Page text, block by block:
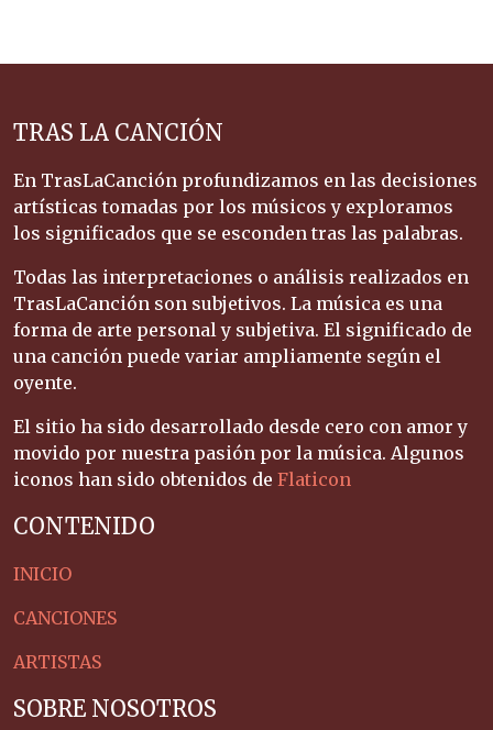
TRAS LA CANCIÓN
En TrasLaCanción profundizamos en las decisiones
artísticas tomadas por los músicos y exploramos
los significados que se esconden tras las palabras.
Todas las interpretaciones o análisis realizados en
TrasLaCanción son subjetivos. La música es una
forma de arte personal y subjetiva. El significado de
una canción puede variar ampliamente según el
oyente.
El sitio ha sido desarrollado desde cero con amor y
movido por nuestra pasión por la música. Algunos
iconos han sido obtenidos de Flaticon
CONTENIDO
INICIO
CANCIONES
ARTISTAS
SOBRE NOSOTROS